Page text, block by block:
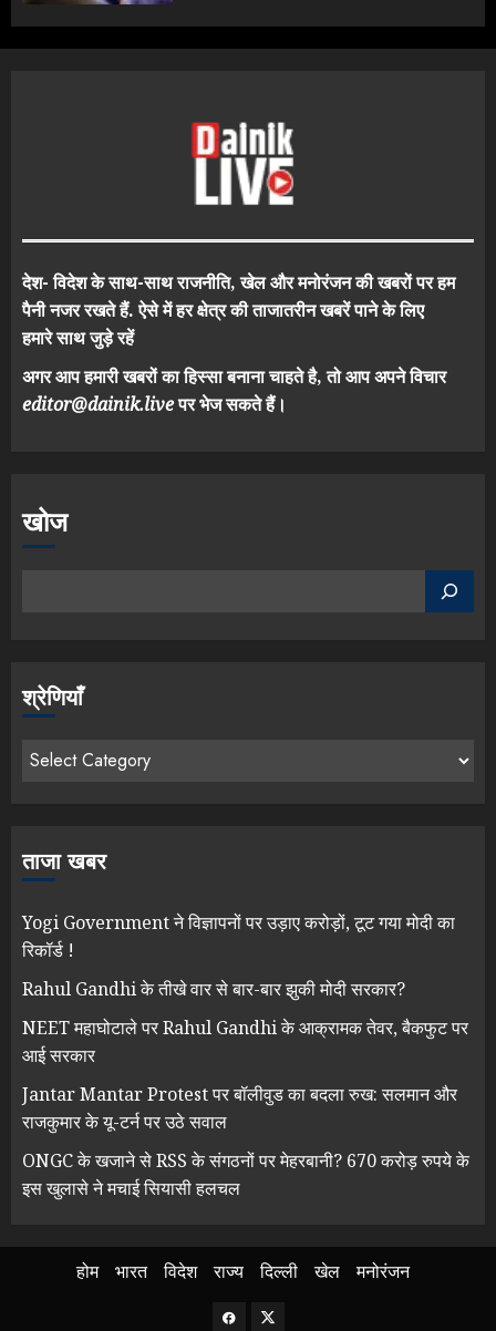
देश- विदेश के साथ-साथ राजनीति, खेल और मनोरंजन की खबरों पर हम
पैनी नजर रखते हैं. ऐसे में हर क्षेत्र की ताजातरीन खबरें पाने के लिए
हमारे साथ जुड़े रहें
अगर आप हमारी खबरों का हिस्सा बनाना चाहते है, तो आप अपने विचार
editor@dainik.liveपर भेज सकते हैं।
खोज
श्रेणियाँ
ताजा खबर
Yogi Government ने विज्ञापनों पर उड़ाए करोड़ों, टूट गया मोदी का
रिकॉर्ड !
Rahul Gandhi के तीखे वार से बार-बार झुकी मोदी सरकार?
NEET महाघोटाले पर Rahul Gandhi के आक्रामक तेवर, बैकफुट पर
आई सरकार
Jantar Mantar Protest पर बॉलीवुड का बदला रुख: सलमान और
राजकुमार के यू-टर्न पर उठे सवाल
ONGC के खजाने से RSS के संगठनों पर मेहरबानी? 670 करोड़ रुपये के
इस खुलासे ने मचाई सियासी हलचल
होम भारत विदेश राज्य दिल्ली खेल मनोरंजन
Facebook
Twitter